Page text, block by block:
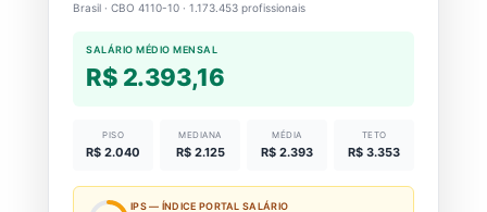
Brasil · CBO 4110-10 · 1.173.453 profissionais
SALÁRIO MÉDIO MENSAL
R$ 2.393,16
PISO
R$ 2.040
MEDIANA
R$ 2.125
MÉDIA
R$ 2.393
TETO
R$ 3.353
IPS — ÍNDICE PORTAL SALÁRIO